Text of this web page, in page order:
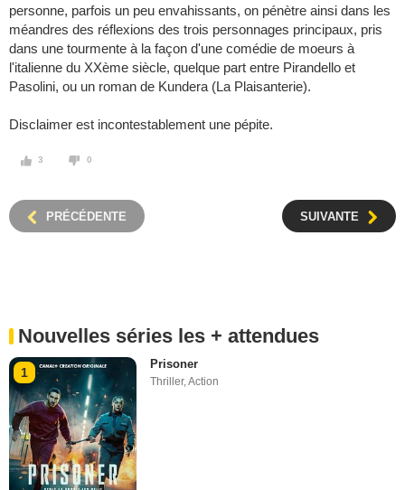
personne, parfois un peu envahissants, on pénètre ainsi dans les
méandres des réflexions des trois personnages principaux, pris
dans une tourmente à la façon d'une comédie de moeurs à
l'italienne du XXème siècle, quelque part entre Pirandello et
Pasolini, ou un roman de Kundera (La Plaisanterie).
Disclaimer est incontestablement une pépite.
3 0
PRÉCÉDENTE SUIVANTE
Nouvelles séries les + attendues
1
Prisoner
Thriller,Action